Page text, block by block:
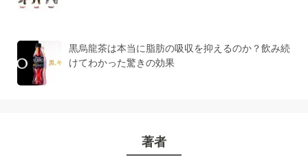
黒烏龍茶は本当に脂肪の吸収を抑えるのか？飲み続
けてわかった驚きの効果
著者